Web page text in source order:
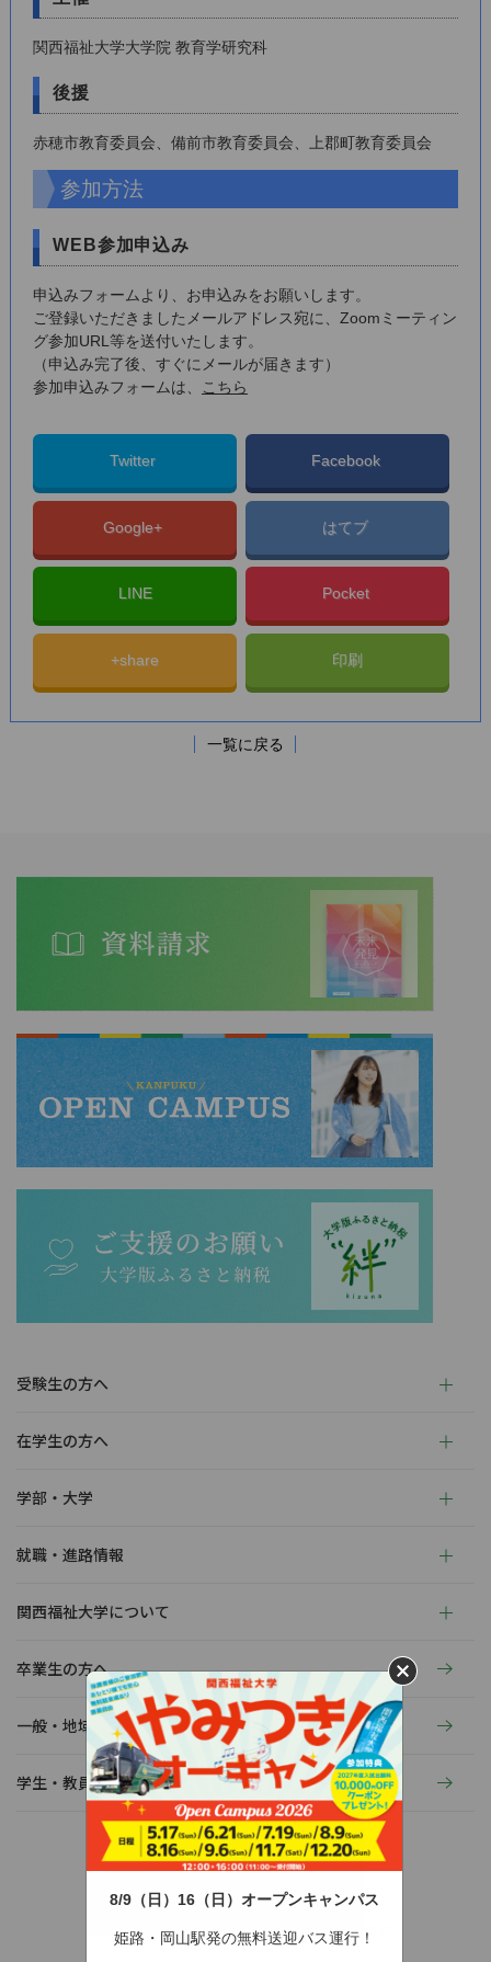
8/9（日）16（日）オープンキャンパス
姫路・岡山駅発の無料送迎バス運行！
関西福祉大学大学院 教育学研究科
後援
赤穂市教育委員会、備前市教育委員会、上郡町教育委員会
参加方法
WEB参加申込み
申込みフォームより、お申込みをお願いします。
ご登録いただきましたメールアドレス宛に、Zoomミーティン
グ参加URL等を送付いたします。
（申込み完了後、すぐにメールが届きます）
参加申込みフォームは、
こちら
Twitter Facebook
Google+ はてブ
LINE Pocket
+share 印刷
一覧に戻る
受験生の方へ
在学生の方へ
学部・大学
就職・進路情報
関西福祉大学について
卒業生の方へ
一般・地域の方へ
学生・教員の活動
〒678-0255 兵庫県赤穂市新田380-3
TEL：0791-46-2525（代）FAX：0791-46-2526